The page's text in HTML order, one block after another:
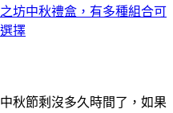
坊中秋禮盒，有多種組合可
擇
秋節剩沒多久時間了，如果